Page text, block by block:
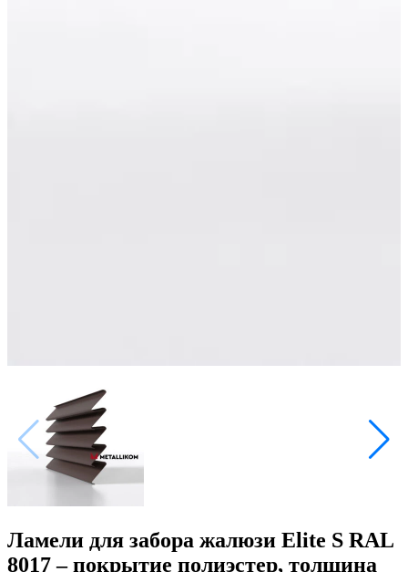
Ламели для забора жалюзи Elite S RAL
8017 – покрытие полиэстер, толщина